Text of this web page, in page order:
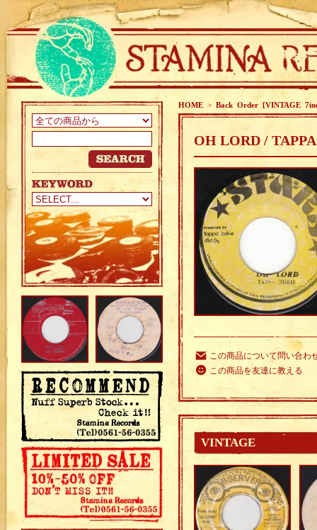
HOME > Back Order [VINTAGE
OH LORD /
この商品について問い合わ
この商品を友達に教える
VINTAGE